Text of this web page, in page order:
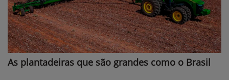
As plantadeiras que são grandes como o Brasil